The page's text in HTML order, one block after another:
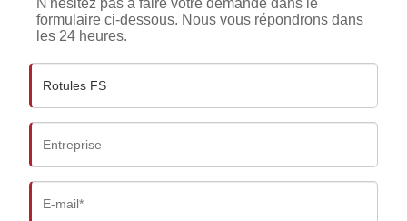
N'hésitez pas à faire votre demande dans le
formulaire ci-dessous. Nous vous répondrons dans
les 24 heures.